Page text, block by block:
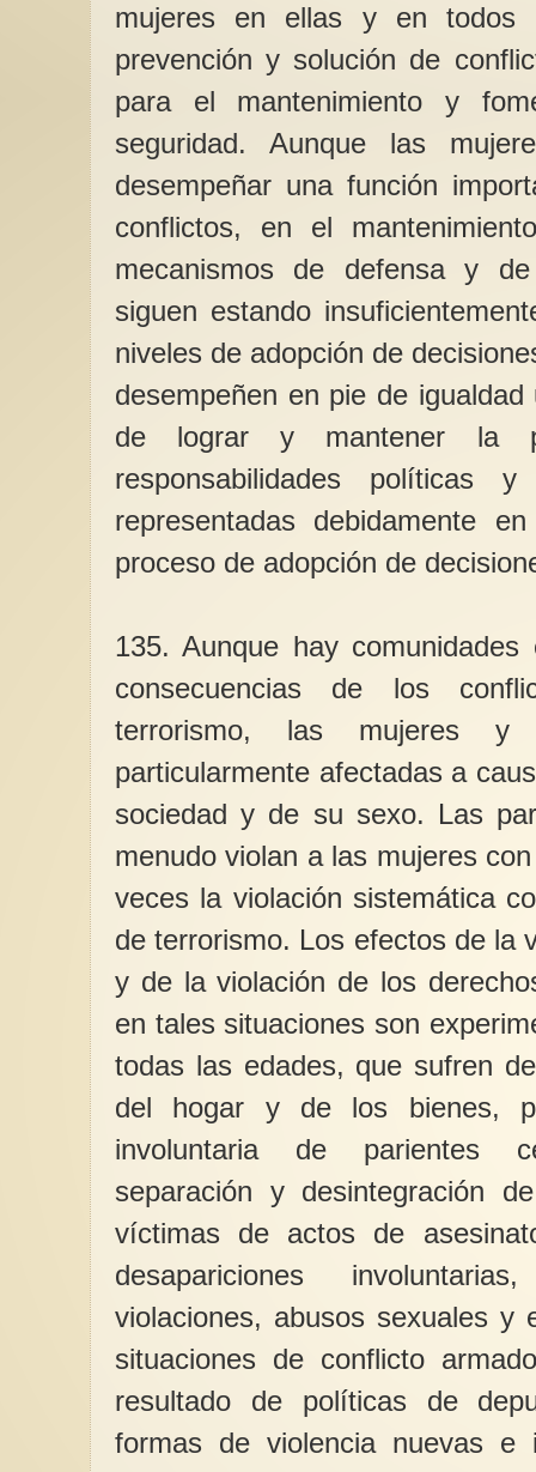
mujeres en ellas y en todos
prevención y solución de
para el mantenimiento y
seguridad. Aunque las
desempeñar una función
conflictos, en el
mecanismos de defensa y
siguen estando
niveles de adopción de
desempeñen en pie de
de lograr y mantener la
responsabilidades políticas
representadas debidamente
proceso de adopción de
135. Aunque hay
consecuencias de los
terrorismo, las mujeres
particularmente afectadas a
sociedad y de su sexo. Las
menudo violan a las mujeres
veces la violación sistemática
de terrorismo. Los efectos de la
y de la violación de los
en tales situaciones son
todas las edades, que sufren
del hogar y de los bienes,
involuntaria de parientes
separación y desintegración
víctimas de actos de
desapariciones
violaciones, abusos sexuales y
situaciones de conflicto
resultado de políticas de
formas de violencia nuevas e